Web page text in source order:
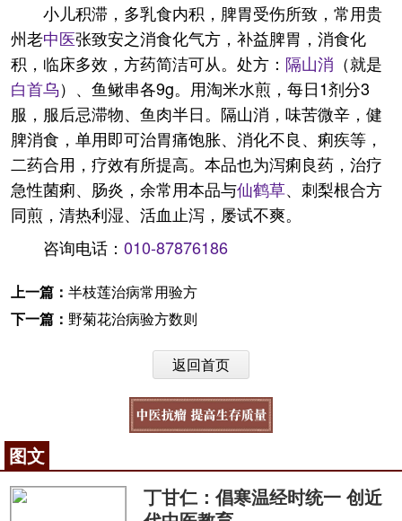
小儿积滞，多乳食内积，脾胃受伤所致，常用贵
州老中医张致安之消食化气方，补益脾胃，消食化
积，临床多效，方药简洁可从。处方： 隔山消 （就是
白首乌）、鱼鳅串各9g。用淘米水煎，每日1剂分3
服，服后忌滞物、鱼肉半日。隔山消，味苦微辛，健
脾消食，单用即可治胃痛饱胀、消化不良、痢疾等，
二药合用，疗效有所提高。本品也为泻痢良药，治疗
急性菌痢、肠炎，余常用本品与仙鹤草、刺梨根合方
同煎，清热利湿、活血止泻，屡试不爽。
咨询电话： 010-87876186
上一篇： 半枝莲治病常用验方
下一篇： 野菊花治病验方数则
返回首页
图文
丁甘仁：倡寒温经时统一 创近